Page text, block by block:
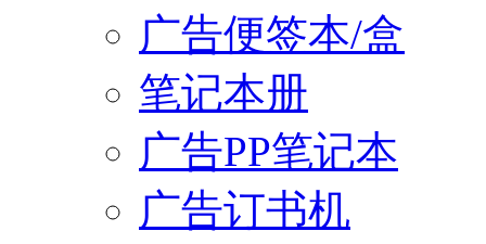
广告便签本/盒
笔记本册
广告PP笔记本
广告订书机